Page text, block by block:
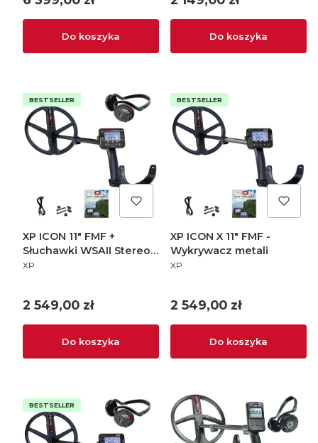
Do koszyka Do koszyka
BESTSELLER
XP ICON 11" FMF +
Słuchawki WSAII Stereo -
Wykrywacz metali
PRODUCENT
XP
Cena
2 549,00 zł
Do koszyka
BESTSELLER
XP ICON X 11" FMF -
Wykrywacz metali
PRODUCENT
XP
Cena
2 549,00 zł
Do koszyka
BESTSELLER